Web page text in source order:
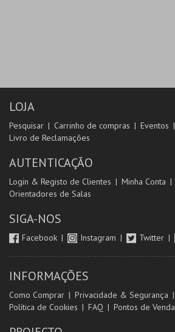
LOJA
Pesquisar Carrinho de compras Eventos
Livro de Reclamações
AUTENTICAÇÃO
Login & Registo de Clientes Minha Conta
Orientadores de Salas
SIGA-NOS
Facebook Instagram Twitter
INFORMAÇÕES
Como Comprar Privacidade & Segurança
Política de Cookies
FAQ Pontos de Venda